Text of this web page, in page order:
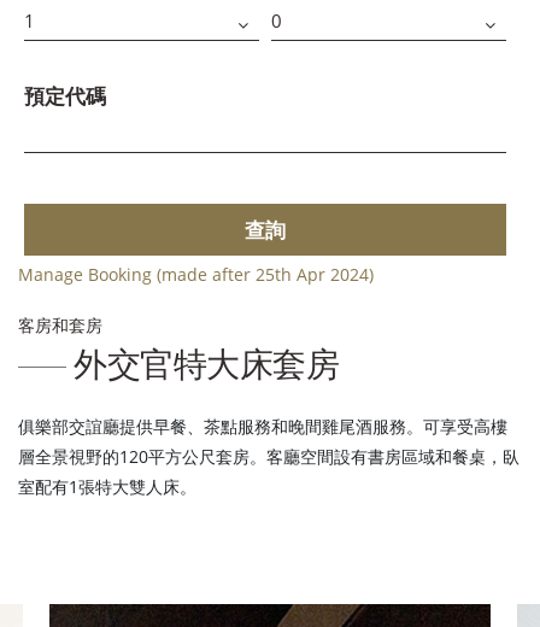
預定代碼
查詢
Manage Booking (made after 25th Apr 2024)
客房和套房
外交官特大床套房
俱樂部交誼廳提供早餐、茶點服務和晚間雞尾酒服務。可享受高樓
層全景視野的120平方公尺套房。客廳空間設有書房區域和餐桌，臥
室配有1張特大雙人床。